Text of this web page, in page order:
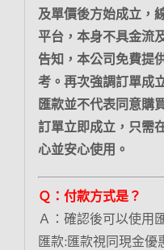
及單價後方始成立，
平台，本身不具金流
告知，本公司免費提
考。再次強調訂單成
匯款並不代表同意購
訂單立即成立，只需
心並安心使用。
Ｑ：付款方式是？
Ａ：確認後可以使用
匯款:匯款視同現金優